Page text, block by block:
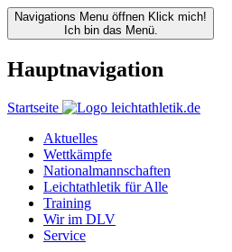
Navigations Menu öffnen Klick mich!
Ich bin das Menü.
Hauptnavigation
Startseite
Aktuelles
Wettkämpfe
Nationalmannschaften
Leichtathletik für Alle
Training
Wir im DLV
Service